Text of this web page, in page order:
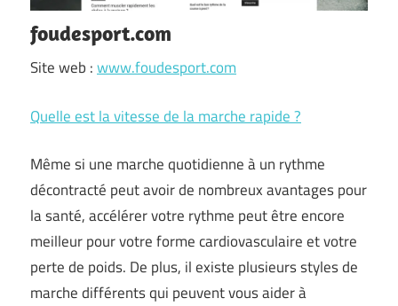
foudesport.com
Site web :www.foudesport.com
Quelle est la vitesse de la marche rapide ?
Même si une marche quotidienne à un rythme
décontracté peut avoir de nombreux avantages pour
la santé, accélérer votre rythme peut être encore
meilleur pour votre forme cardiovasculaire et votre
perte de poids. De plus, il existe plusieurs styles de
marche différents qui peuvent vous aider à